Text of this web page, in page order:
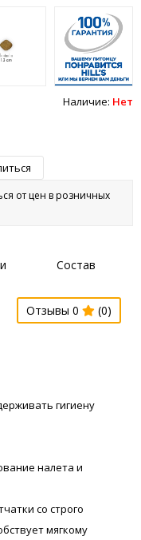
Наличие: Нет
от цен в розничных
Состав
Отзывы 0 (0)
гигиену
налета и
со строго
мягкому